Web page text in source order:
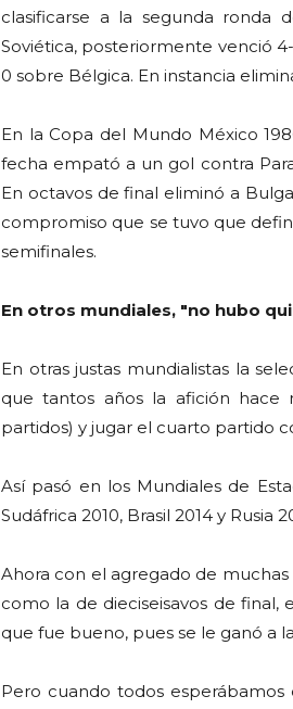
clasificarse a la segunda
Soviética, posteriormente venció
0 sobre Bélgica. En instancia
En la Copa del Mundo México
fecha empató a un gol contra
En octavos de final eliminó a
compromiso que se tuvo que
semifinales.
En otros mundiales, "no hubo
En otras justas mundialistas la
que tantos años la afición hace
partidos) y jugar el cuarto partido
Así pasó en los Mundiales de
Sudáfrica 2010, Brasil 2014 y Rusia
Ahora con el agregado de
como la de dieciseisavos de final,
que fue bueno, pues se le ganó a
Pero cuando todos